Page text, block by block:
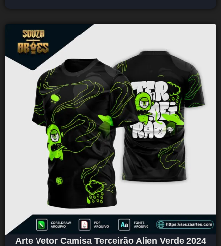
Arte Vetor Camisa Terceirão Alien Verde 2024